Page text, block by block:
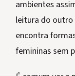
ambientes
leitura do outro
encontra
femininas sem